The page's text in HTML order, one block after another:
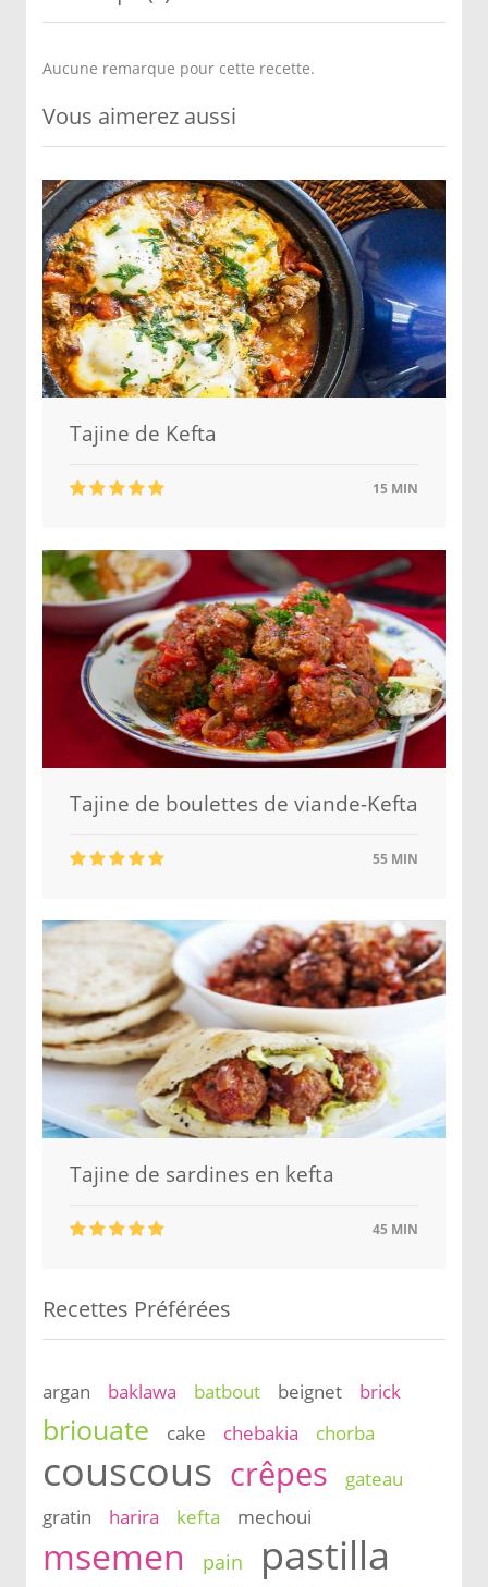
Aucune remarque pour cette recette.
Vous aimerez aussi
Tajine de Kefta
15 MIN
Tajine de boulettes de viande-Kefta
55 MIN
Tajine de sardines en kefta
45 MIN
Recettes Préférées
argan baklawa batbout beignet brick
briouate cake chebakia chorba
couscous crêpes
gateau
gratin
harira kefta mechoui
msemen pain pastilla